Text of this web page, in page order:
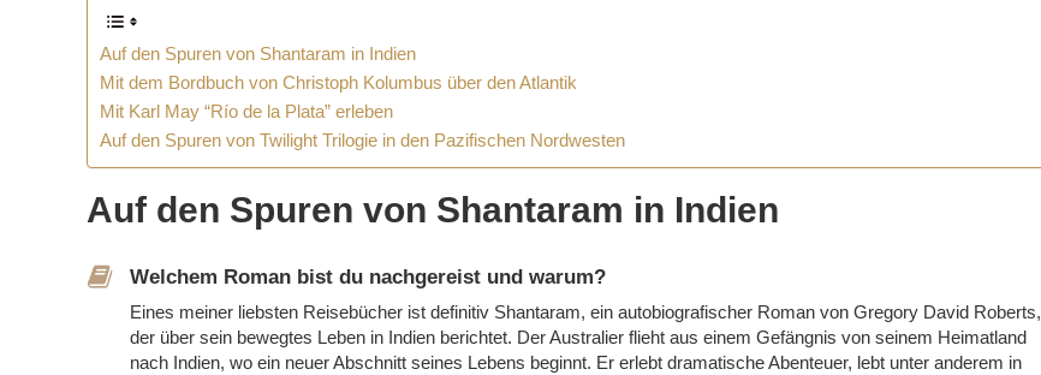
Auf den Spuren von Shantaram in Indien
Mit dem Bordbuch von Christoph Kolumbus über den Atlantik
Mit Karl May “Río de la Plata” erleben
Auf den Spuren von Twilight Trilogie in den Pazifischen Nordwesten
Auf den Spuren von Shantaram in Indien
Welchem Roman bist du nachgereist und warum?
Eines meiner liebsten Reisebücher ist definitiv Shantaram, ein autobiografischer Roman von Gregory David Roberts,
der über sein bewegtes Leben in Indien berichtet. Der Australier flieht aus einem Gefängnis von seinem Heimatland
nach Indien, wo ein neuer Abschnitt seines Lebens beginnt. Er erlebt dramatische Abenteuer, lebt unter anderem in